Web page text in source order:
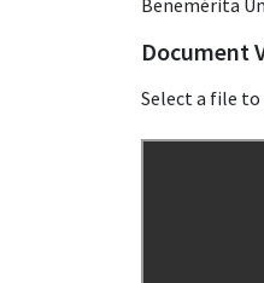
Document
Select a file to